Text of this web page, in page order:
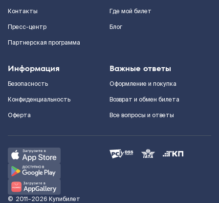
Контакты
Пресс-центр
Партнерская программа
Где мой билет
Блог
Информация
Безопасность
Конфиденциальность
Оферта
Важные ответы
Оформление и покупка
Возврат и обмен билета
Все вопросы и ответы
© 2011–2026 Купибилет